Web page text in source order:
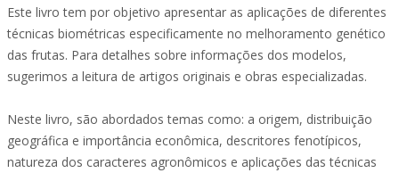
Este livro tem por objetivo apresentar as aplicações de diferentes
técnicas biométricas especificamente no melhoramento genético
das frutas. Para detalhes sobre informações dos modelos,
sugerimos a leitura de artigos originais e obras especializadas.
Neste livro, são abordados temas como: a origem, distribuição
geográfica e importância econômica, descritores fenotípicos,
natureza dos caracteres agronômicos e aplicações das técnicas